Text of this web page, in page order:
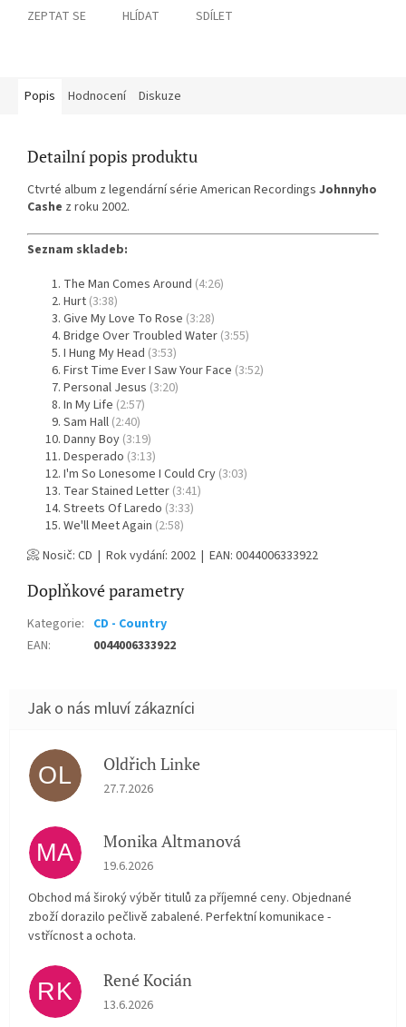
ZEPTAT SE HLÍDAT SDÍLET
Popis Hodnocení Diskuze
Detailní popis produktu
Ctvrté album z legendární série American Recordings Johnnyho
Cashe z roku 2002.
Seznam skladeb:
The Man Comes Around (4:26)
Hurt (3:38)
Give My Love To Rose (3:28)
Bridge Over Troubled Water (3:55)
I Hung My Head (3:53)
First Time Ever I Saw Your Face (3:52)
Personal Jesus (3:20)
In My Life (2:57)
Sam Hall (2:40)
Danny Boy (3:19)
Desperado (3:13)
I'm So Lonesome I Could Cry (3:03)
Tear Stained Letter (3:41)
Streets Of Laredo (3:33)
We'll Meet Again (2:58)
📀 Nosič: CD | Rok vydání: 2002 | EAN: 0044006333922
Doplňkové parametry
Kategorie: CD - Country
EAN: 0044006333922
OL Oldřich Linke
Hodnocení obchodu je 5 z 5 hvězdiček.
27.7.2026
MA Monika Altmanová
Hodnocení obchodu je 5 z 5 hvězdiček.
19.6.2026
Obchod má široký výběr titulů za příjemné ceny. Objednané
zboží dorazilo pečlivě zabalené. Perfektní komunikace -
vstřícnost a ochota.
RK René Kocián
Hodnocení obchodu je 5 z 5 hvězdiček.
13.6.2026